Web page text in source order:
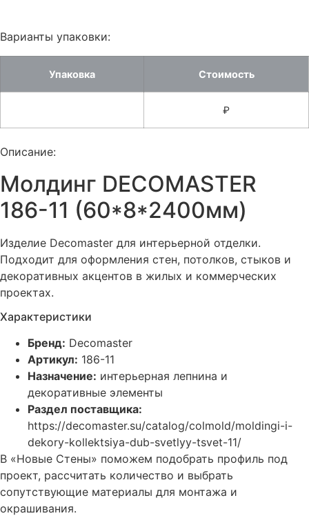
Варианты упаковки:
Упаковка Стоимость
₽
Описание:
Молдинг DECOMASTER
186-11 (60*8*2400мм)
Изделие Decomaster для интерьерной отделки.
Подходит для оформления стен, потолков, стыков и
декоративных акцентов в жилых и коммерческих
проектах.
Характеристики
Бренд: Decomaster
Артикул: 186-11
Назначение: интерьерная лепнина и
декоративные элементы
Раздел поставщика:
https://decomaster.su/catalog/colmold/moldingi-i-
dekory-kollektsiya-dub-svetlyy-tsvet-11/
В «Новые Стены» поможем подобрать профиль под
проект, рассчитать количество и выбрать
сопутствующие материалы для монтажа и
окрашивания.